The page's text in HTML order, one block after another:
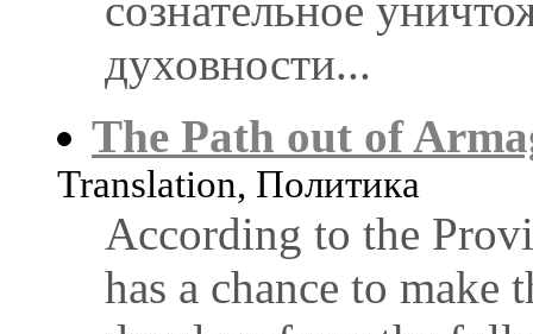
духовности...
The Path out of
Translation, Политика
According to the
has a chance to